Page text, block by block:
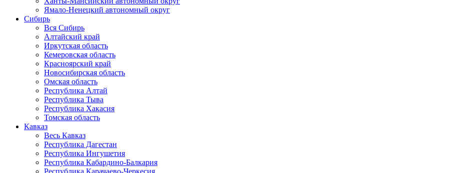
Ямало-Ненецкий автономный округ
Сибирь
Вся Сибирь
Алтайский край
Иркутская область
Кемеровская область
Красноярский край
Новосибирская область
Омская область
Республика Алтай
Республика Тыва
Республика Хакасия
Томская область
Кавказ
Весь Кавказ
Республика Дагестан
Республика Ингушетия
Республика Кабардино-Балкария
Республика Карачаево-Черкесия